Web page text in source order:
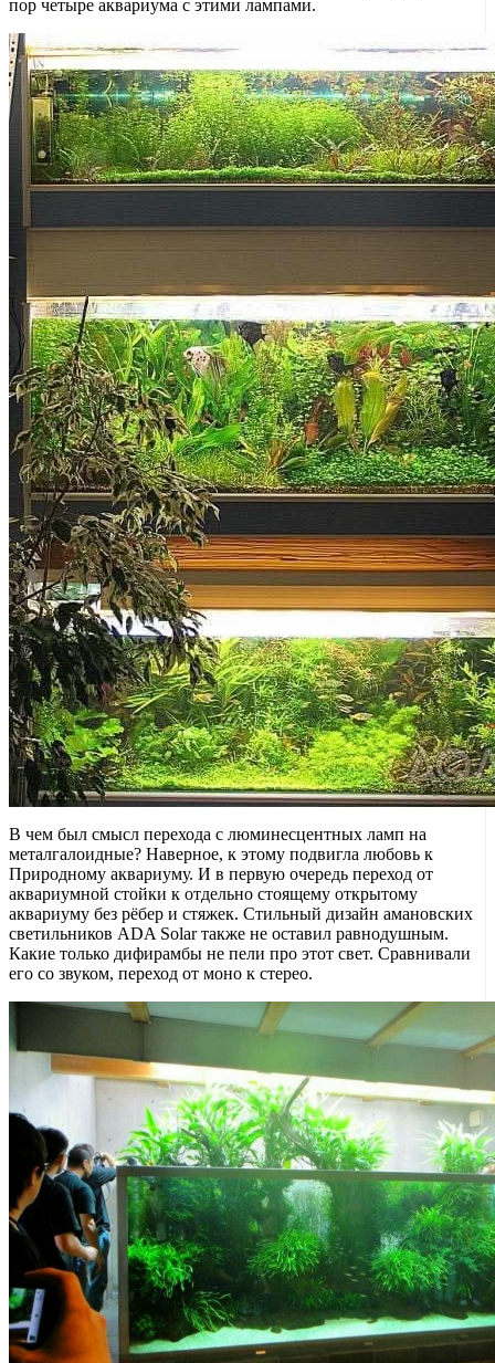
пор четыре аквариума с этими лампами.
В чем был смысл перехода с люминесцентных ламп на
металгалоидные? Наверное, к этому подвигла любовь к
Природному аквариуму. И в первую очередь переход от
аквариумной стойки к отдельно стоящему открытому
аквариуму без рёбер и стяжек. Стильный дизайн амановских
светильников ADA Solar также не оставил равнодушным.
Какие только дифирамбы не пели про этот свет. Сравнивали
его со звуком, переход от моно к стерео.